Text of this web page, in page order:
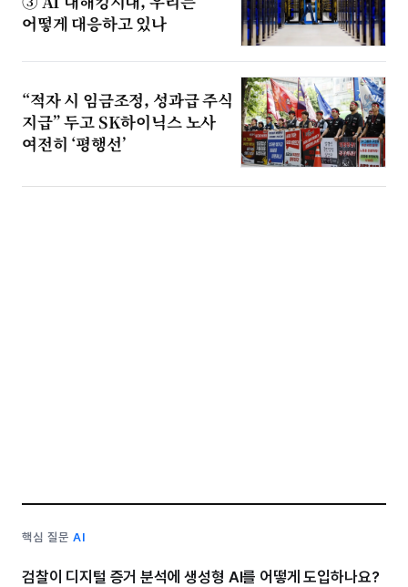
어떻게 대응하고 있나
“적자 시 임금조정, 성과급 주식
지급” 두고 SK하이닉스 노사
여전히 ‘평행선’
핵심 질문AI
검찰이 디지털 증거 분석에 생성형 AI를 어떻게 도입하나요?